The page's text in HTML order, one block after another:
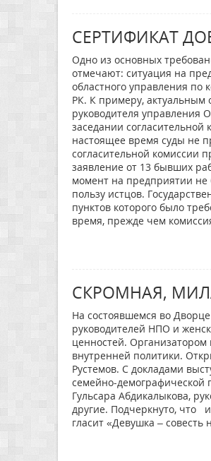
СЕРТИФИКАТ
Одно из основных
отмечают: ситуация на
областного управления по
РК. К примеру, актуальным
руководителя управления
заседании согласительной
настоящее время суды не
согласительной комиссии
заявление от 13 бывших
момент на предприятии не
пользу истцов.
пунктов которого было
время, прежде чем
СКРОМНАЯ,
На состоявшемся во
руководителей НПО и
ценностей.
внутренней политики.
Рустемов. С докладами
семейно-демографической
Гульсара Абдикалыкова,
другие. Подчеркнуто, что
гласит «Девушка – совесть